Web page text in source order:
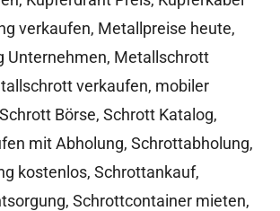
verkaufen, Metallpreise heute,
Unternehmen, Metallschrott
verkaufen, mobiler
Schrott Börse, Schrott Katalog,
mit Abholung, Schrottabholung,
kostenlos, Schrottankauf,
, Schrottcontainer mieten,